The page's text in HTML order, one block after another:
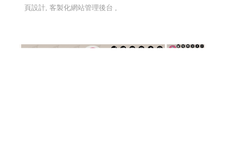
頁設計, 客製化網站管理後台 ,